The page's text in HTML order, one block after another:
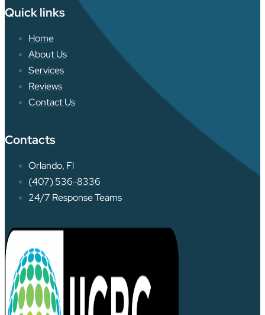
Quick links
Home
About Us
Services
Reviews
Contact Us
Contacts
Orlando, Fl
(407) 536-8336
24/7 Response Teams